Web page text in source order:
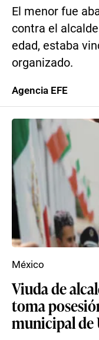
El menor fue
contra el
edad, estaba
organizado.
Agencia EFE
Viuda de
toma
municipal de
México